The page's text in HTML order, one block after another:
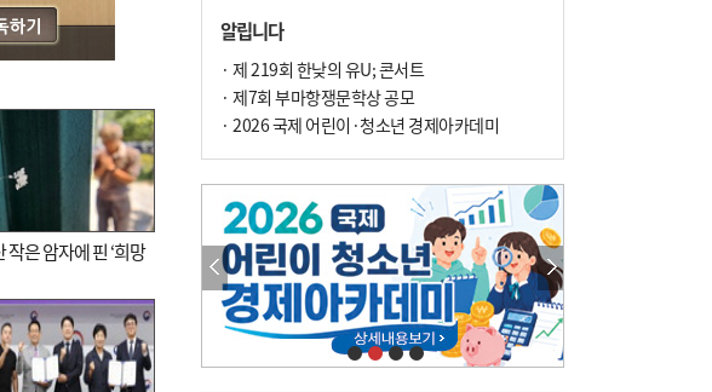
작은 암자에 핀 ‘희망
구·군 승진 축하화분 관행 없애자니 소상공인 울상
팩트체크[전체보기]
의령 한우산 털중나리
한 손 뉴스[전체보기]
시민이 개발한 폭염 대응 앱 ‘그늘로’ 길안내 지도 등 인기
골목 맛집 발굴 고메 셀렉션…부산시, 페스티벌 시월 연계
오늘의 날씨-[전체보기]
오늘의 날씨- 2026년 8월 7일
오늘의 날씨- 2026년 8월 6일
알립니다
· 제 219회 한낮의 유U; 콘서트
· 제7회 부마항쟁문학상 공모
· 2026 국제 어린이·청소년 경제아카데미